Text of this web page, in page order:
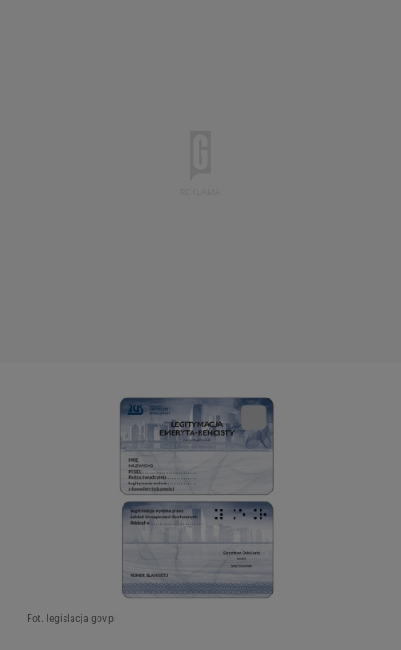
Fot. legislacja.gov.pl